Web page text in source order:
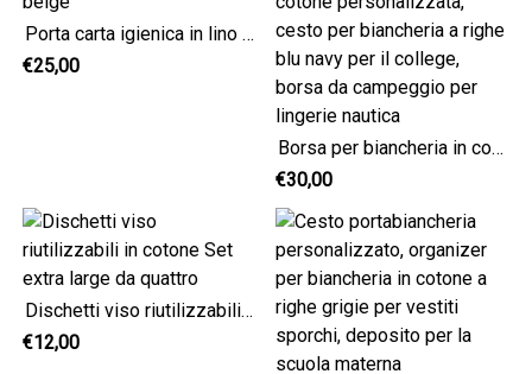
Porta carta igienica in lino beige
€25,00
Borsa per biancheria in cotone personalizzata, cesto per biancheria a righe blu navy per il college, borsa da campeggio per lingerie nautica
€30,00
Dischetti viso riutilizzabili in cotone Set extra large da quattro
€12,00